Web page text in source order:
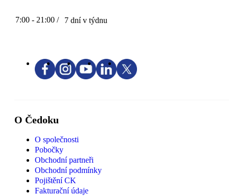
7:00 - 21:00 / 7 dní v týdnu
O Čedoku
O společnosti
Pobočky
Obchodní partneři
Obchodní podmínky
Pojištění CK
Fakturační údaje